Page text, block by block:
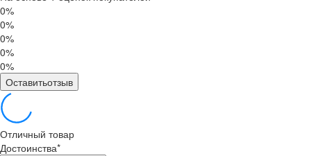
0%
0%
0%
0%
0%
Оставитьотзыв
Отличный товар
Достоинства*